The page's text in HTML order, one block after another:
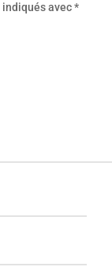
avec*